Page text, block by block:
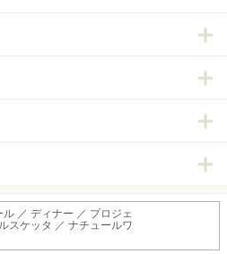
ル ／ ディナー ／ プロジェ
スケッタ ／ ナチュールワ